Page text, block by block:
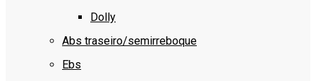
Dolly
Abs traseiro/semirreboque
Ebs